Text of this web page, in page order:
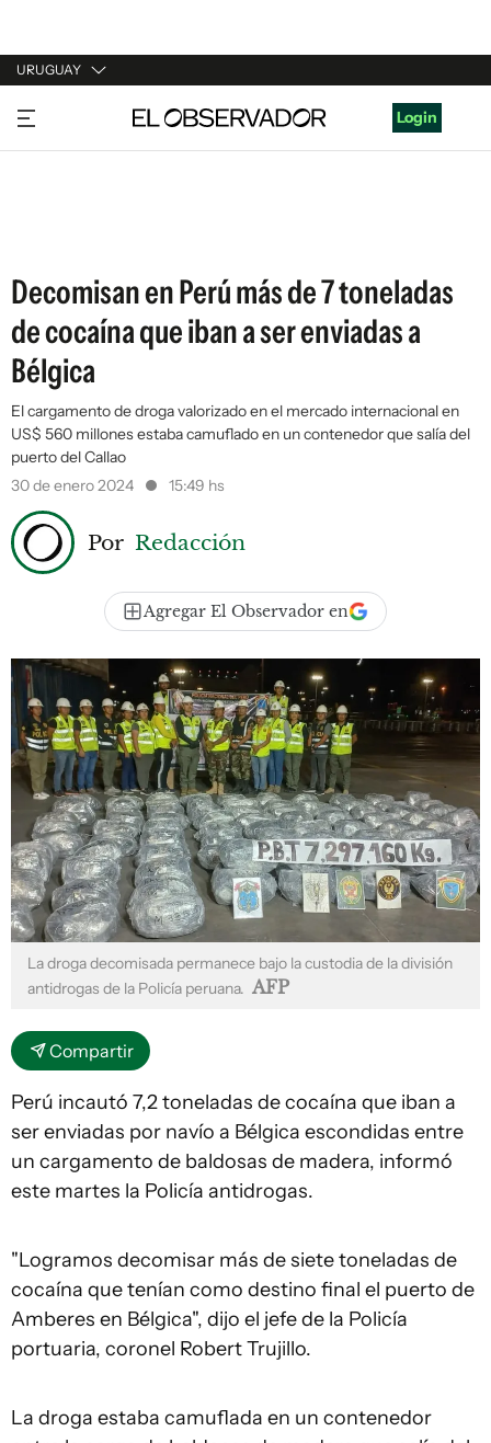
URUGUAY
URUGUAY
ARGENTINA
Login
Decomisan en Perú más de 7 toneladas
de cocaína que iban a ser enviadas a
Bélgica
El cargamento de droga valorizado en el mercado internacional en
US$ 560 millones estaba camuflado en un contenedor que salía del
puerto del Callao
30 de enero 2024
15:49 hs
Por Redacción
Agregar El Observador en
La droga decomisada permanece bajo la custodia de la división
antidrogas de la Policía peruana. AFP
Compartir
Perú incautó 7,2 toneladas de cocaína que iban a
ser enviadas por navío a Bélgica escondidas entre
un cargamento de baldosas de madera, informó
este martes la Policía antidrogas.
"Logramos decomisar más de siete toneladas de
cocaína que tenían como destino final el puerto de
Amberes en Bélgica", dijo el jefe de la Policía
portuaria, coronel Robert Trujillo.
La droga estaba camuflada en un contenedor